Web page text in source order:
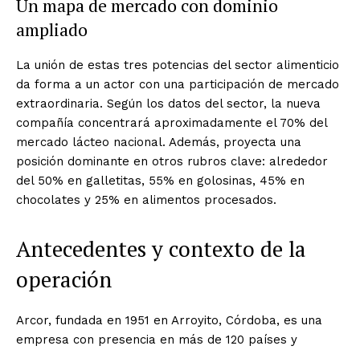
Un mapa de mercado con dominio
ampliado
La unión de estas tres potencias del sector alimenticio
da forma a un actor con una participación de mercado
extraordinaria. Según los datos del sector, la nueva
compañía concentrará aproximadamente el 70% del
mercado lácteo nacional. Además, proyecta una
posición dominante en otros rubros clave: alrededor
del 50% en galletitas, 55% en golosinas, 45% en
chocolates y 25% en alimentos procesados.
Antecedentes y contexto de la
operación
Arcor, fundada en 1951 en Arroyito, Córdoba, es una
empresa con presencia en más de 120 países y